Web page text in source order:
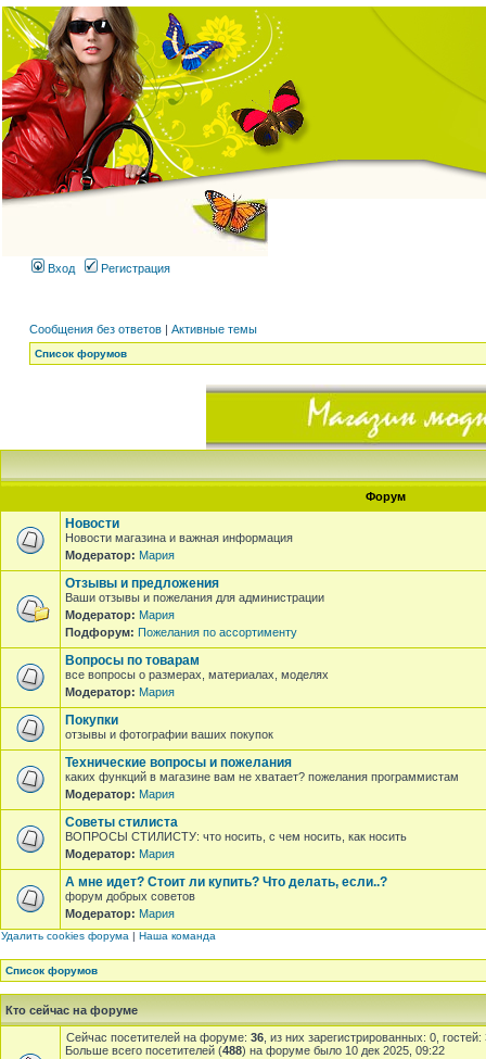
Вход Регистрация
Сообщения без ответов | Активные темы
Список форумов
Форум
Новости
Новости магазина и важная информация
Модератор: Мария
Отзывы и предложения
Ваши отзывы и пожелания для администрации
Модератор: Мария
Подфорум: Пожелания по ассортименту
Вопросы по товарам
все вопросы о размерах, материалах, моделях
Модератор: Мария
Покупки
отзывы и фотографии ваших покупок
Технические вопросы и пожелания
каких функций в магазине вам не хватает? пожелания программистам
Модератор: Мария
Советы стилиста
ВОПРОСЫ СТИЛИСТУ: что носить, с чем носить, как носить
Модератор: Мария
А мне идет? Стоит ли купить? Что делать, если..?
форум добрых советов
Модератор: Мария
Удалить cookies форума | Наша команда
Список форумов
Кто сейчас на форуме
Сейчас посетителей на форуме: 36 , из них зарегистрированных: 0,
Больше всего посетителей (488) на форуме было 10 дек 2025, 09:22